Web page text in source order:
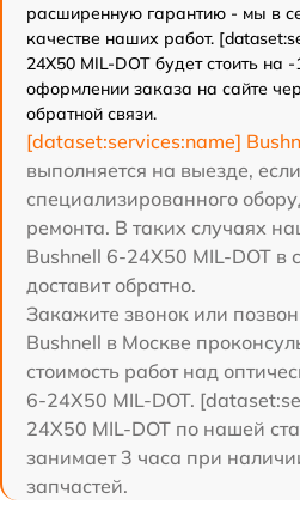
расширенную гарантию - мы в
качестве наших работ.
24X50 MIL-DOT будет стоить на
оформлении заказа на сайте
обратной связи.
[dataset:services:name]
выполняется на выезде,
специализированного
ремонта. В таких случаях
Bushnell 6-24X50 MIL-DOT в
доставит обратно.
Закажите звонок или
Bushnell в Москве
стоимость работ над
6-24X50 MIL-DOT.
24X50 MIL-DOT по нашей
занимает 3 часа при
запчастей.